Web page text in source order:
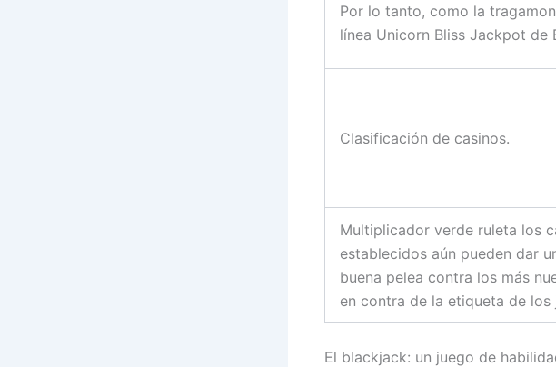
Por lo tanto, como la
línea Unicorn Bliss Jackpot de
Clasificación de casinos.
Multiplicador verde ruleta los
establecidos aún pueden dar
buena pelea contra los más
en contra de la etiqueta de los
El blackjack: un juego de